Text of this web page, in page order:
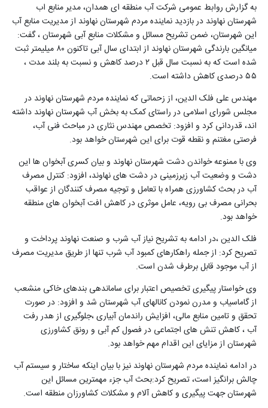
به گزارش روابط عمومی شرکت آب منطقه ای همدان، مدیر منابع اب
شهرستان نهاوند در بازدید نماینده مردم شهرستان نهاوند از مدیریت منابع آب
این شهرستان، ضمن تشریح مسائل و مشکلات منابع آبی شهرستان ، گفت:
میانگین بارندگی شهرستان نهاوند از ابتدای سال آبی تاکنون ۸۰ میلیمتر ثبت
شده است که به نسبت سال قبل ۲ درصد کاهش و نسبت به بلند مدت ،
۵۵ درصدی کاهش داشته است.
مهندس علی فلک الدین، از زحماتی که نماینده مردم شهرستان نهاوند در
مجلس شورای اسلامی در راستای کمک به بخش آب شهرستان نهاوند داشته
اند، قدردانی کرد و افزود: تخصص مهندس نثاری در مباحث فنی آب،
فرصتی مغتنم و نقطه قوت برای این شهرستان خواهد بود.
وی با ممنوعه خواندن دشت شهرستان نهاوند و بیان کسری آبخوان ها این
دشت و وضعیت آب زیرزمینی در دشت های نهاوند، افزود: کنترل مصرف
آب در بحث کشاورزی همراه با تعامل و توجیه مصرف کنندگان از عواقب
بحرانی مصرف بی رویه، عامل موثری در کاهش افت آبخوان های منطقه
خواهد بود.
فلک الدین ،در ادامه به تشریح نیاز آب شرب و صنعت نهاوند پرداخت و
تصریح کرد: از جمله راهکارهای کمبود آب شرب تنها از طریق مدیریت مصرف
از آب موجود قابل برطرف شدن است.
وی خواستار پیگیری تخصیص اعتبار برای ساماندهی بندهای خاکی منشعب
از گاماسیاب و مدرن نمودن کانالهای آب شهرستان شد و افزود: در صورت
تحقق و تامین منابع مالی، افزایش راندمان آبیاری ،جلوگیری از هدر رفت
آب ، کاهش تنش های اجتماعی در فصول کم آبی و رونق کشاورزی
شهرستان از مزایای این اقدام مهم خواهد بود.
در ادامه نماینده مردم شهرستان نهاوند نیز با بیان اینکه ساختار و سیستم آب
چالش برانگیز است، تصریح کرد:بحث آب جزء مهمترین مسائل این
شهرستان جهت پیگیری و کاهش آلام و مشکلات کشاورزان منطقه است.